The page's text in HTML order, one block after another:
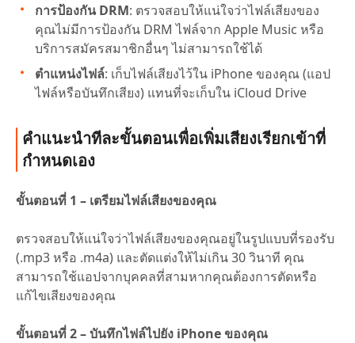
การป้องกัน DRM: ตรวจสอบให้แน่ใจว่าไฟล์เสียงของ
คุณไม่มีการป้องกัน DRM ไฟล์จาก Apple Music หรือ
บริการสมัครสมาชิกอื่นๆ ไม่สามารถใช้ได้
ตำแหน่งไฟล์: เก็บไฟล์เสียงไว้ใน iPhone ของคุณ (แอป
ไฟล์หรือบันทึกเสียง) แทนที่จะเก็บใน iCloud Drive
คำแนะนำทีละขั้นตอนเพื่อเพิ่มเสียงเรียกเข้าที่
กำหนดเอง
ขั้นตอนที่ 1 – เตรียมไฟล์เสียงของคุณ
ตรวจสอบให้แน่ใจว่าไฟล์เสียงของคุณอยู่ในรูปแบบที่รองรับ
(.mp3 หรือ .m4a) และตัดแต่งให้ไม่เกิน 30 วินาที คุณ
สามารถใช้แอปจากบุคคลที่สามหากคุณต้องการตัดหรือ
แก้ไขเสียงของคุณ
ขั้นตอนที่ 2 – บันทึกไฟล์ไปยัง iPhone ของคุณ